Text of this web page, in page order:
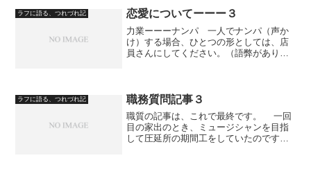
う。 サラリーマン風の男が、パス（定
期乗車券）を読み取り機にかざすが...
ラフに語る、つれづれ記 恋愛についてーーー３
力業ーーーナンパ 一人でナンパ（声か
け）する場合、ひとつの形としては、店
員さんにしてください。（語弊がありま
言いかえると、店員を範疇...
ラフに語る、つれづれ記 職務質問記事３
職質の記事は、これで最終です。 一回
目の家出のとき、ミュージシャンを目指
して圧延所の期間工をしていたのです